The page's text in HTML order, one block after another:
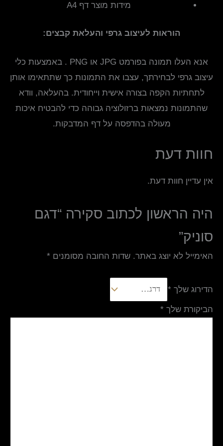
מידות מוצר דף A4
הוראות לעיצוב גרפי והעלאת קבצים:
אנא העלו תמונה בפורמט JPG או PNG . באמצעות כלי
עיצוב גרפי לבחירתך, עצבו את התמונות כך שתתאימו אותן
לתחתיות הקפה בצורה אישית וייחודית. בהעלאה, וודא
שהתמונות נמצאות ברזולוציה גבוהה כדי להבטיח איכות
מעולה בהדפסה על דף המדבקות.
חוות דעת
אין עדיין חוות דעת.
היה הראשון לכתוב סקירה “דגם
סוניק”
האימייל לא יוצג באתר. שדות החובה מסומנים *
הדירוג שלך *
הביקורת שלך *